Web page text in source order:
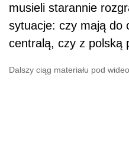
musieli starannie
sytuacje: czy mają do
centralą, czy z polską
Dalszy ciąg materiału pod wideo